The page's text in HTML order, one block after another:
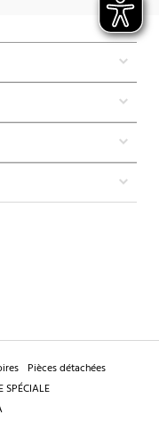
Pièces détachées
SPÉCIALE